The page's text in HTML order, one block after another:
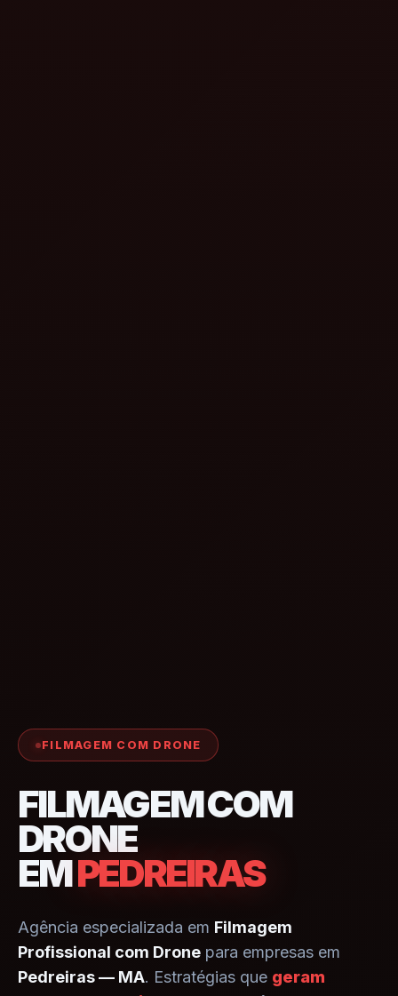
FILMAGEM COM DRONE
FILMAGEM COM
DRONE
EMPEDREIRAS
Agência especializada em Filmagem
Profissional com Drone para empresas em
Pedreiras — MA. Estratégias que geram